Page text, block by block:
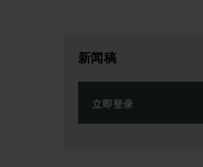
新闻稿
立即登录